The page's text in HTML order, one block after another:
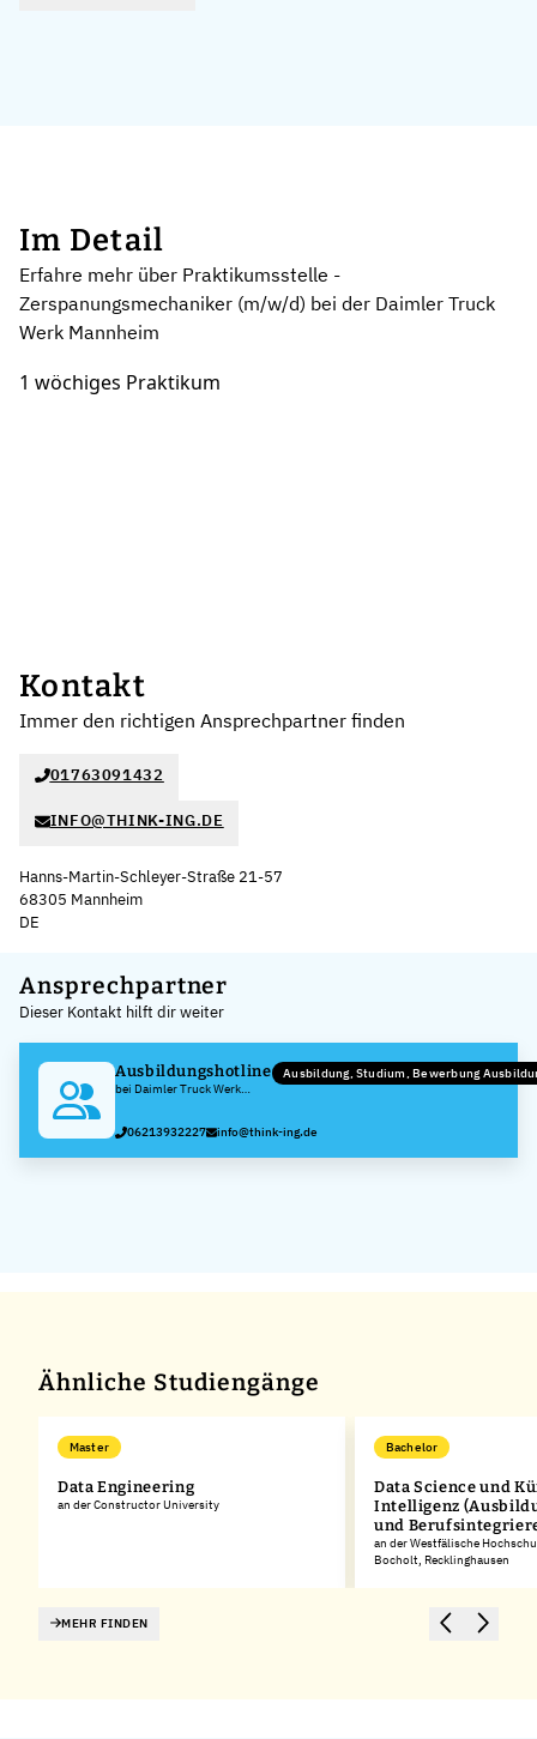
Im Detail
Erfahre mehr über Praktikumsstelle -
Zerspanungsmechaniker (m/w/d) bei der Daimler Truck
Werk Mannheim
1 wöchiges Praktikum
Kontakt
Immer den richtigen Ansprechpartner finden
01763091432
INFO@THINK-ING.DE
Hanns-Martin-Schleyer-Straße 21-57
68305 Mannheim
DE
+
−
Ansprechpartner
Dieser Kontakt hilft dir weiter
Ausbildungshotline
bei Daimler Truck Werk
Ausbildung, Studium, Bewerbung
06213932227 info@think-ing.de
Ähnliche Studiengänge
Master
Data Engineering
an der Constructor University
Bachelor
Data Science und
Intelligenz
und
an der Westfälische
Bocholt, Recklinghausen
MEHR FINDEN